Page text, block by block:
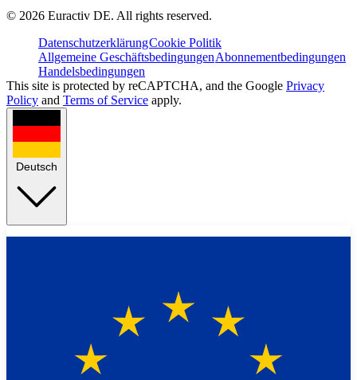
© 2026 Euractiv DE. All rights reserved.
DatenschutzerklärungCookie Politik
Allgemeine GeschäftsbedingungenAbonnementbedingungen
Handelsbedingungen
This site is protected by reCAPTCHA, and the Google Privacy
Policy and Terms of Service apply.
Deutsch